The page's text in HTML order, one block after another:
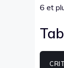
6 et